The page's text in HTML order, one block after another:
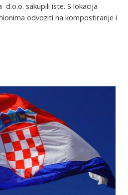
sakupili iste. S lokacija
odvoziti na kompostiranje i